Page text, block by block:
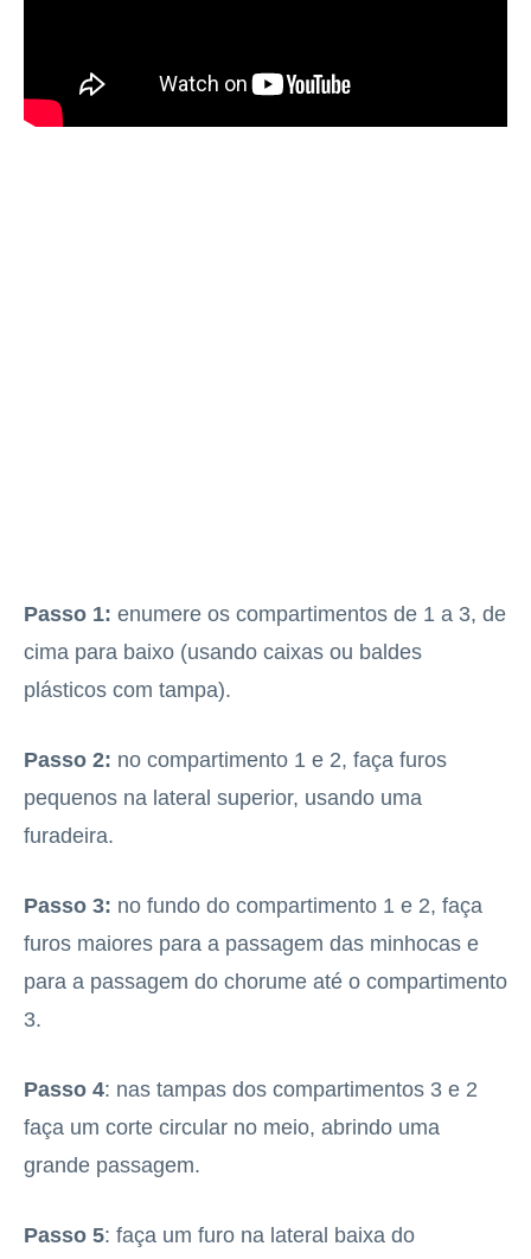
Passo 1: enumere os compartimentos de 1 a 3, de
cima para baixo (usando caixas ou baldes
plásticos com tampa).
Passo 2: no compartimento 1 e 2, faça furos
pequenos na lateral superior, usando uma
furadeira.
Passo 3: no fundo do compartimento 1 e 2, faça
furos maiores para a passagem das minhocas e
para a passagem do chorume até o compartimento
3.
Passo 4: nas tampas dos compartimentos 3 e 2
faça um corte circular no meio, abrindo uma
grande passagem.
Passo 5: faça um furo na lateral baixa do